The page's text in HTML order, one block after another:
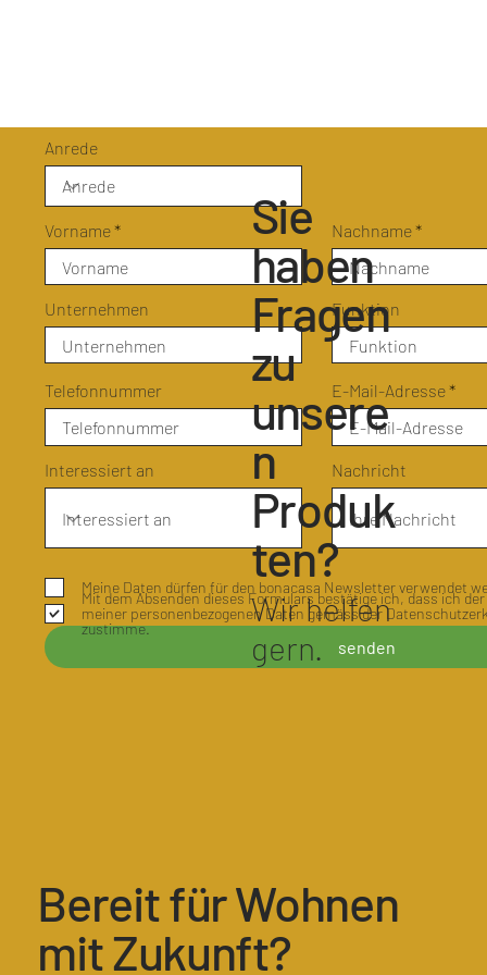
Vorname Nachname
senden
Anrede
Unternehmen Funktion
Telefonnummer E-Mail-Adresse
Interessiert an Nachricht
Meine Daten dürfen für den bonacasa Newsletter verwendet
Mit dem Absenden dieses Formulars bestätige ich, dass ich
meiner personenbezogenen Daten gemäss der
zustimme.
Sie
haben
Fragen
zu
unsere
n
Produk
ten?
Wir helfen
gern.
Bereit für Wohnen
mit Zukunft?